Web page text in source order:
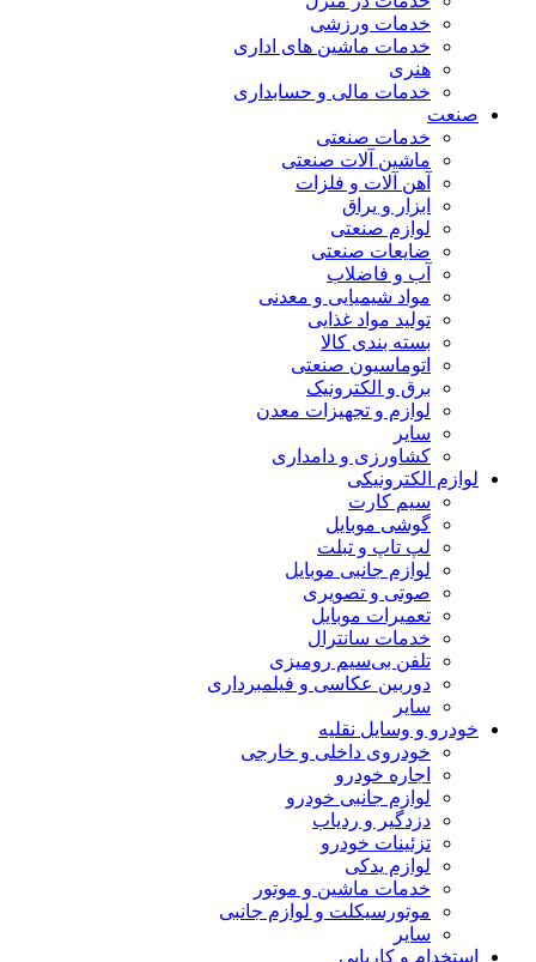
خدمات ورزشی
خدمات ماشین های اداری
هنری
خدمات مالی و حسابداری
صنعت
خدمات صنعتی
ماشین آلات صنعتی
آهن آلات و فلزات
ابزار و یراق
لوازم صنعتی
ضایعات صنعتی
آب و فاضلاب
مواد شیمیایی و معدنی
تولید مواد غذایی
بسته بندی کالا
اتوماسیون صنعتی
برق و الکترونیک
لوازم و تجهیزات معدن
سایر
کشاورزی و دامداری
لوازم الکترونیکی
سیم کارت
گوشی موبایل
لپ تاپ و تبلت
لوازم جانبی موبایل
صوتی و تصویری
تعمیرات موبایل
خدمات سانترال
تلفن بی‌سیم رومیزی
دوربین عکاسی و فیلمبرداری
سایر
خودرو و وسایل نقلیه
خودروی داخلی و خارجی
اجاره خودرو
لوازم جانبی خودرو
دزدگیر و ردیاب
تزئینات خودرو
لوازم یدکی
خدمات ماشین و موتور
موتورسیکلت و لوازم جانبی
سایر
استخدام و کاریابی